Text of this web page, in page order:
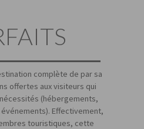
complète de par sa
offertes aux visiteurs qui
(hébergements,
Effectivement,
touristiques, cette